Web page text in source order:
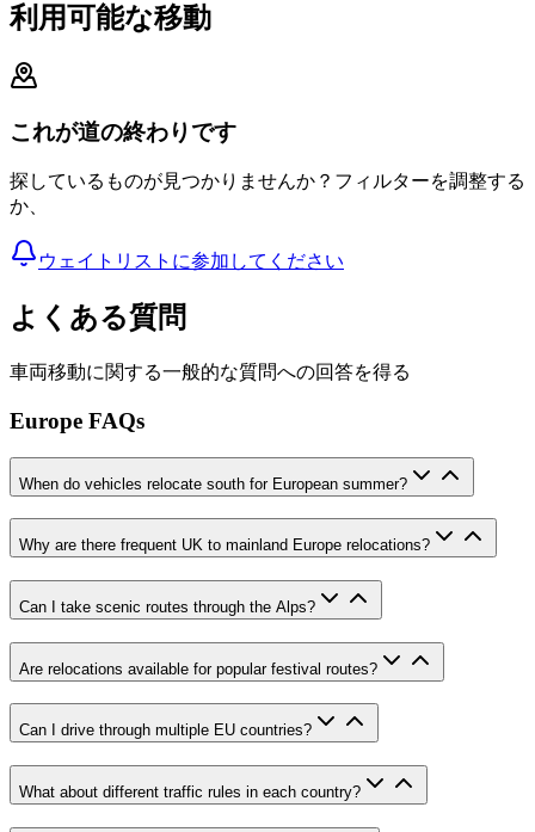
利用可能な移動
これが道の終わりです
探しているものが見つかりませんか？フィルターを調整する
か、
ウェイトリストに参加してください
よくある質問
車両移動に関する一般的な質問への回答を得る
Europe FAQs
When do vehicles relocate south for European summer?
Why are there frequent UK to mainland Europe relocations?
Can I take scenic routes through the Alps?
Are relocations available for popular festival routes?
Can I drive through multiple EU countries?
What about different traffic rules in each country?